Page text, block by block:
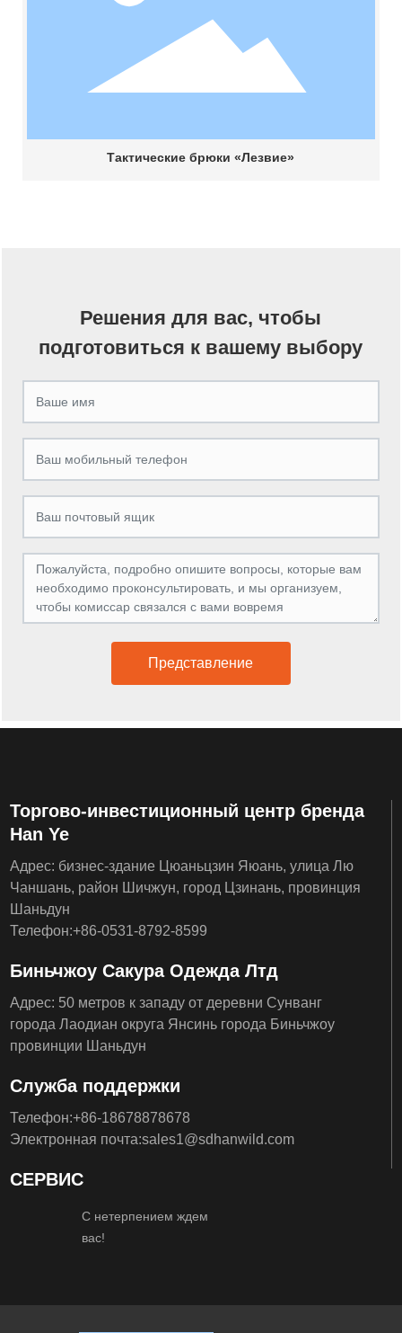
Тактические брюки «Лезвие»
Решения для вас, чтобы
подготовиться к вашему выбору
Представление
Торгово-инвестиционный центр бренда
Han Ye
Адрес: бизнес-здание Цюаньцзин Яюань, улица Лю
Чаншань, район Шичжун, город Цзинань, провинция
Шаньдун
Телефон:+86-0531-8792-8599
Биньчжоу Сакура Одежда Лтд
Адрес: 50 метров к западу от деревни Сунванг
города Лаодиан округа Янсинь города Биньчжоу
провинции Шаньдун
Служба поддержки
Телефон:+86-18678878678
Электронная почта:sales1@sdhanwild.com
СЕРВИС
С нетерпением ждем
вас!